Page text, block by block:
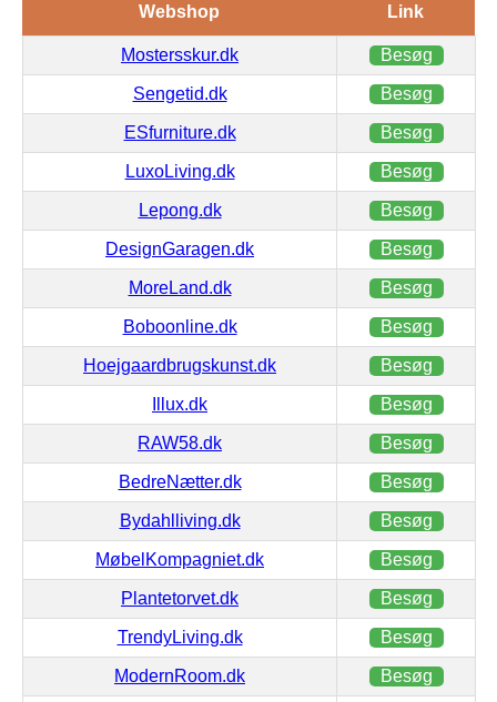
Webshop Link
Mostersskur.dk Besøg
Sengetid.dk Besøg
ESfurniture.dk Besøg
LuxoLiving.dk Besøg
Lepong.dk Besøg
DesignGaragen.dk Besøg
MoreLand.dk Besøg
Boboonline.dk Besøg
Hoejgaardbrugskunst.dk Besøg
Illux.dk Besøg
RAW58.dk Besøg
BedreNætter.dk Besøg
Bydahlliving.dk Besøg
MøbelKompagniet.dk Besøg
Plantetorvet.dk Besøg
TrendyLiving.dk Besøg
ModernRoom.dk Besøg